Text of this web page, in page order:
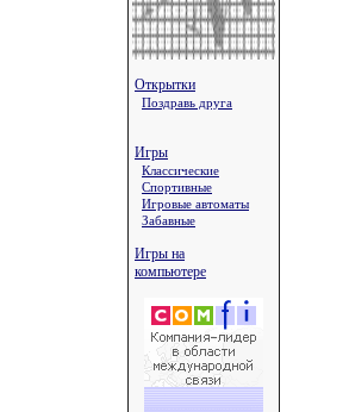
Открытки
Поздравь друга
Игры
Классические
Спортивные
Игровые автоматы
Забавные
Игры на
компьютере